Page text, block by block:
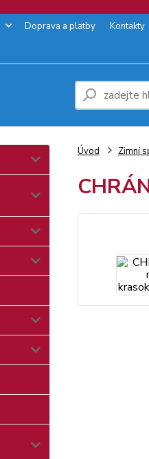
Doprava a platby Kontakty
Úvod Zimní